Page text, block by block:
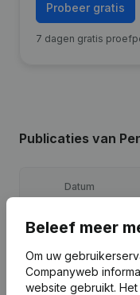
Probeer gratis
7 dagen gratis
Publicaties van
Datum
04-09-2024
16-07-2024
Beleef meer
Om uw
Companyweb
website gebruikt.